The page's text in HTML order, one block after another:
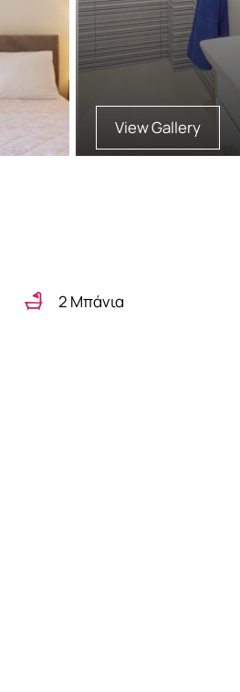
View Gallery
2 Μπάνια